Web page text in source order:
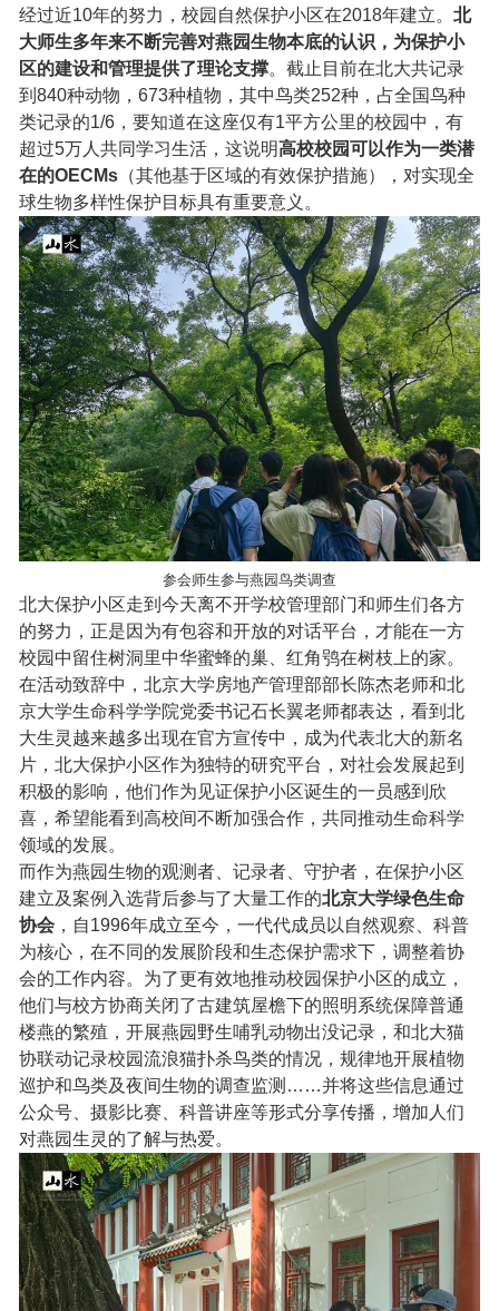
经过近10年的努力，校园自然保护小区在2018年建立。北
大师生多年来不断完善对燕园生物本底的认识，为保护小
区的建设和管理提供了理论支撑。截止目前在北大共记录
到840种动物，673种植物，其中鸟类252种，占全国鸟种
类记录的1/6，要知道在这座仅有1平方公里的校园中，有
超过5万人共同学习生活，这说明高校校园可以作为一类潜
在的OECMs （其他基于区域的有效保护措施），对实现全
球生物多样性保护目标具有重要意义。
参会师生参与燕园鸟类调查
北大保护小区走到今天离不开学校管理部门和师生们各方
的努力，正是因为有包容和开放的对话平台，才能在一方
校园中留住树洞里中华蜜蜂的巢、红角鸮在树枝上的家。
在活动致辞中，北京大学房地产管理部部长陈杰老师和北
京大学生命科学学院党委书记石长翼老师都表达，看到北
大生灵越来越多出现在官方宣传中，成为代表北大的新名
片，北大保护小区作为独特的研究平台，对社会发展起到
积极的影响，他们作为见证保护小区诞生的一员感到欣
喜，希望能看到高校间不断加强合作，共同推动生命科学
领域的发展。
而作为燕园生物的观测者、记录者、守护者，在保护小区
建立及案例入选背后参与了大量工作的北京大学绿色生命
协会 ，自1996年成立至今，一代代成员以自然观察、科普
为核心，在不同的发展阶段和生态保护需求下，调整着协
会的工作内容。为了更有效地推动校园保护小区的成立，
他们与校方协商关闭了古建筑屋檐下的照明系统保障普通
楼燕的繁殖，开展燕园野生哺乳动物出没记录，和北大猫
协联动记录校园流浪猫扑杀鸟类的情况，规律地开展植物
巡护和鸟类及夜间生物的调查监测……并将这些信息通过
公众号、摄影比赛、科普讲座等形式分享传播，增加人们
对燕园生灵的了解与热爱。